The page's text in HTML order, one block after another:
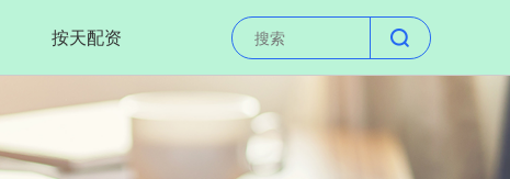
按天配资